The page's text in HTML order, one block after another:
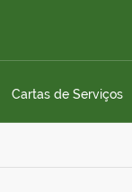
Cartas de Serviços